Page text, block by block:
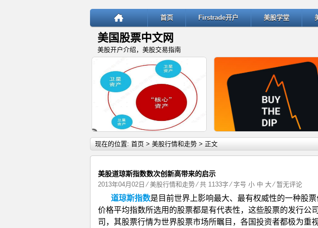
首页 Firstrade开户 美股学堂
美国股票中文网
美股开户介绍，美股交易指南
详细内容
“核心—卫星”投资策略：稳健与
详
什么是“逢低买入”（Buy the D
现在的位置: 首页 > 美股行情和走势 > 正文
美股道琼斯指数数次创新高带来的启示
2013年04月02日 ⁄美股行情和走势⁄ 共 1133字 ⁄ 字号 小 中 大 ⁄暂无评论
道琼斯指数是目前世界上影响最大、最有权威性的一种股
价格平均指数所选用的股票都是有代表性，这些股票的发行公
司，其股票行情为世界股票市场所瞩目，各国投资者都极为重视